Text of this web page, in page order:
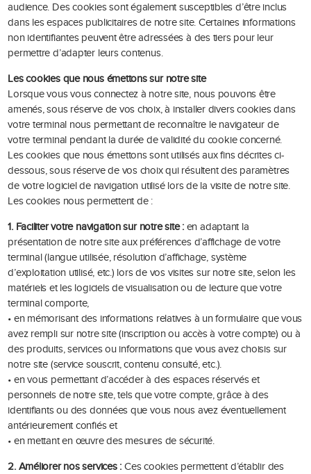
audience. Des cookies sont également susceptibles d’être inclus
dans les espaces publicitaires de notre site. Certaines informations
non identifiantes peuvent être adressées à des tiers pour leur
permettre d’adapter leurs contenus.
Les cookies que nous émettons sur notre site
Lorsque vous vous connectez à notre site, nous pouvons être
amenés, sous réserve de vos choix, à installer divers cookies dans
votre terminal nous permettant de reconnaître le navigateur de
votre terminal pendant la durée de validité du cookie concerné.
Les cookies que nous émettons sont utilisés aux fins décrites ci-
dessous, sous réserve de vos choix qui résultent des paramètres
de votre logiciel de navigation utilisé lors de la visite de notre site.
Les cookies nous permettent de :
1. Faciliter votre navigation sur notre site :en adaptant la
présentation de notre site aux préférences d’affichage de votre
terminal (langue utilisée, résolution d’affichage, système
d’exploitation utilisé, etc.) lors de vos visites sur notre site, selon les
matériels et les logiciels de visualisation ou de lecture que votre
terminal comporte,
• en mémorisant des informations relatives à un formulaire que vous
avez rempli sur notre site (inscription ou accès à votre compte) ou à
des produits, services ou informations que vous avez choisis sur
notre site (service souscrit, contenu consulté, etc.).
• en vous permettant d’accéder à des espaces réservés et
personnels de notre site, tels que votre compte, grâce à des
identifiants ou des données que vous nous avez éventuellement
antérieurement confiés et
• en mettant en œuvre des mesures de sécurité.
2. Améliorer nos services : Ces cookies permettent d’établir des